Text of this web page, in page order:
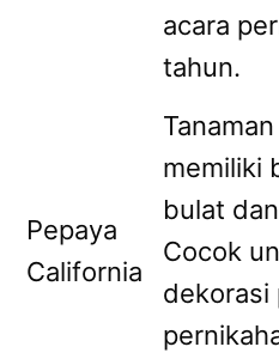
acara
tahun.
Pepaya
California
memiliki
bulat
Cocok
dekorasi